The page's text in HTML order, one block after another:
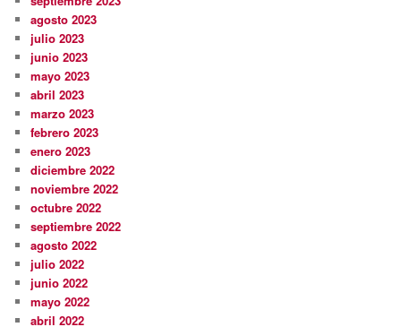
agosto 2023
julio 2023
junio 2023
mayo 2023
abril 2023
marzo 2023
febrero 2023
enero 2023
diciembre 2022
noviembre 2022
octubre 2022
septiembre 2022
agosto 2022
julio 2022
junio 2022
mayo 2022
abril 2022